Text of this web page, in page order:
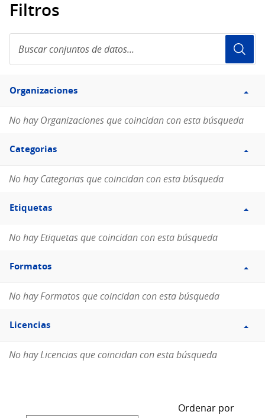
Filtros
conjuntos
de
Filtro
Organizaciones
Organizaciones
No hay Organizaciones que coincidan con esta búsqueda
Filtro
Categorias
Categorias
No hay Categorias que coincidan con esta búsqueda
Filtro
Etiquetas
Etiquetas
No hay Etiquetas que coincidan con esta búsqueda
Filtro
Formatos
Formatos
No hay Formatos que coincidan con esta búsqueda
Filtro
Licencias
Licencias
No hay Licencias que coincidan con esta búsqueda
Ordenar por